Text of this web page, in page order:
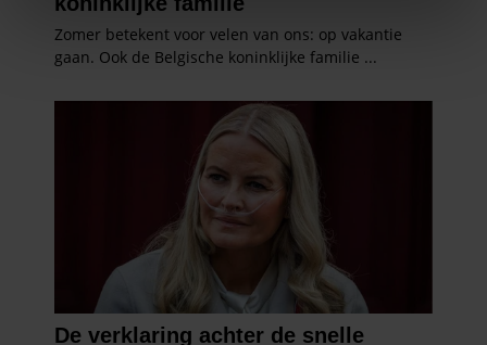
We gebruiken cookies om content en advertenties te
personaliseren, om functies voor social media te bieden
informatie over uw gebruik van onze site met onze
partners voor social media, adverteren en analyse. Deze
partners kunnen deze gegevens combineren met andere
informatie die u aan ze heeft verstrekt of die ze hebben
verzameld op basis van uw gebruik van hun services. U
gaat akkoord met onze cookies als u onze website blijft